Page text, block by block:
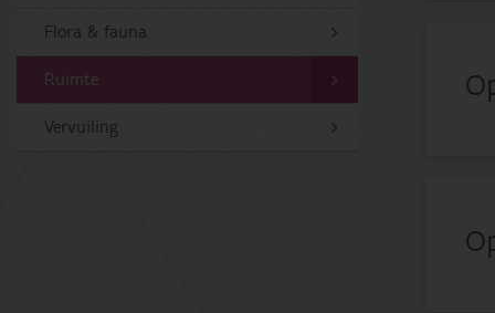
Flora & fauna
Ruimte
Vervuiling